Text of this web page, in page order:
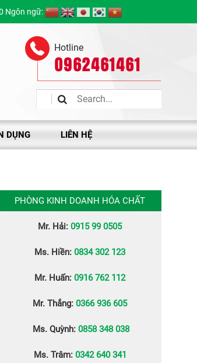
Ngôn ngữ:
Hotline
0962461461
DỤNG LIÊN HỆ
PHÒNG KINH DOANH HÓA CHẤT
Mr. Hải: 0915 99 0505
Ms. Hiền: 0834 302 123
Mr. Huấn: 0916 762 112
Mr. Thắng: 0366 936 605
Ms. Quỳnh: 0858 348 038
Ms. Trâm: 0342 640 341